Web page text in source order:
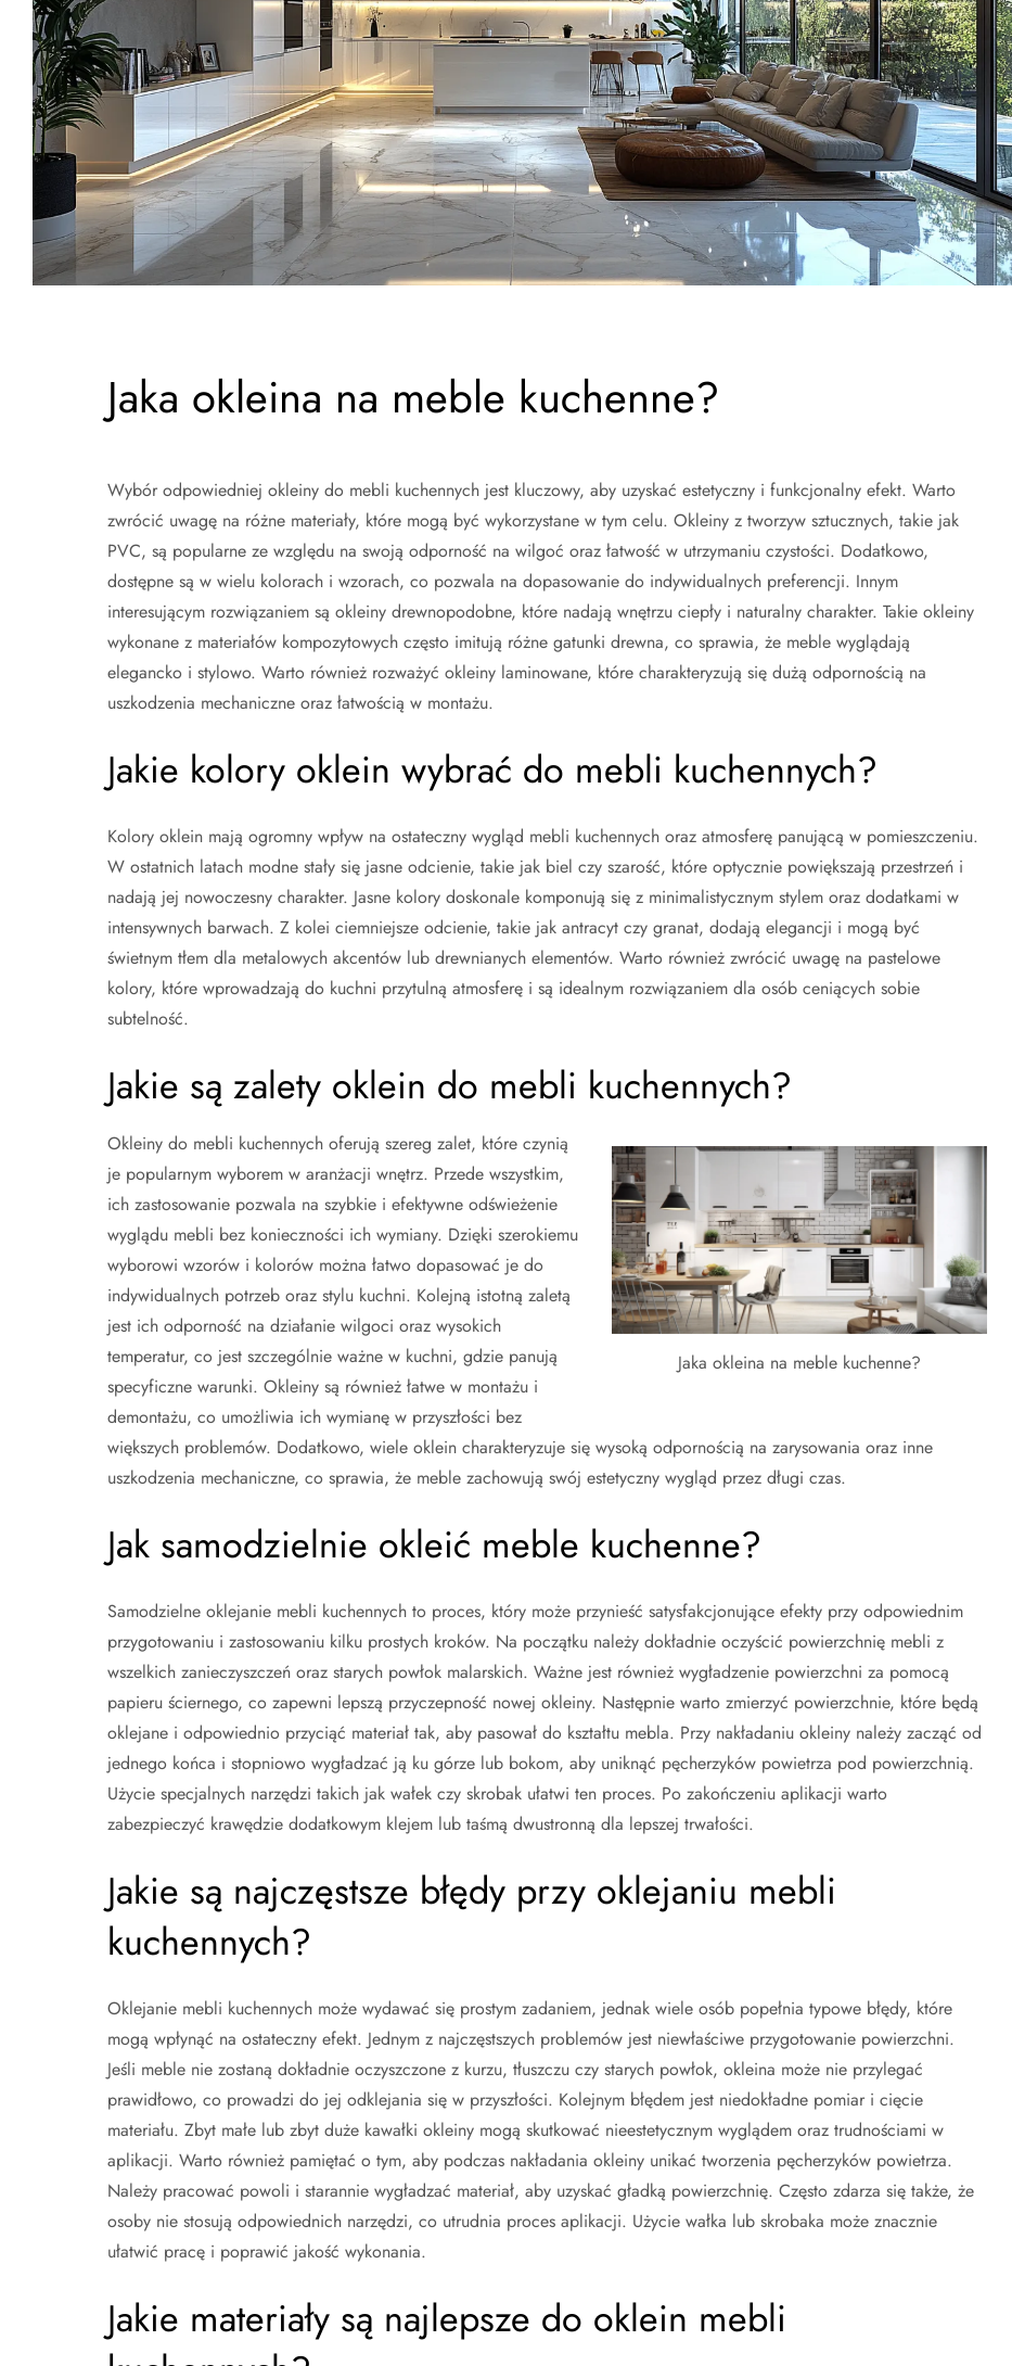
Jaka okleina na meble kuchenne?
Wybór odpowiedniej okleiny do mebli kuchennych jest kluczowy, aby uzyskać estetyczny i funkcjonalny efekt. Warto
zwrócić uwagę na różne materiały, które mogą być wykorzystane w tym celu. Okleiny z tworzyw sztucznych, takie jak
PVC, są popularne ze względu na swoją odporność na wilgoć oraz łatwość w utrzymaniu czystości. Dodatkowo,
dostępne są w wielu kolorach i wzorach, co pozwala na dopasowanie do indywidualnych preferencji. Innym
interesującym rozwiązaniem są okleiny drewnopodobne, które nadają wnętrzu ciepły i naturalny charakter. Takie okleiny
wykonane z materiałów kompozytowych często imitują różne gatunki drewna, co sprawia, że meble wyglądają
elegancko i stylowo. Warto również rozważyć okleiny laminowane, które charakteryzują się dużą odpornością na
uszkodzenia mechaniczne oraz łatwością w montażu.
Jakie kolory oklein wybrać do mebli kuchennych?
Kolory oklein mają ogromny wpływ na ostateczny wygląd mebli kuchennych oraz atmosferę panującą w pomieszczeniu.
W ostatnich latach modne stały się jasne odcienie, takie jak biel czy szarość, które optycznie powiększają przestrzeń i
nadają jej nowoczesny charakter. Jasne kolory doskonale komponują się z minimalistycznym stylem oraz dodatkami w
intensywnych barwach. Z kolei ciemniejsze odcienie, takie jak antracyt czy granat, dodają elegancji i mogą być
świetnym tłem dla metalowych akcentów lub drewnianych elementów. Warto również zwrócić uwagę na pastelowe
kolory, które wprowadzają do kuchni przytulną atmosferę i są idealnym rozwiązaniem dla osób ceniących sobie
subtelność.
Jakie są zalety oklein do mebli kuchennych?
Jaka okleina na meble kuchenne?
Okleiny do mebli kuchennych oferują szereg zalet, które czynią
je popularnym wyborem w aranżacji wnętrz. Przede wszystkim,
ich zastosowanie pozwala na szybkie i efektywne odświeżenie
wyglądu mebli bez konieczności ich wymiany. Dzięki szerokiemu
wyborowi wzorów i kolorów można łatwo dopasować je do
indywidualnych potrzeb oraz stylu kuchni. Kolejną istotną zaletą
jest ich odporność na działanie wilgoci oraz wysokich
temperatur, co jest szczególnie ważne w kuchni, gdzie panują
specyficzne warunki. Okleiny są również łatwe w montażu i
demontażu, co umożliwia ich wymianę w przyszłości bez
większych problemów. Dodatkowo, wiele oklein charakteryzuje się wysoką odpornością na zarysowania oraz inne
uszkodzenia mechaniczne, co sprawia, że meble zachowują swój estetyczny wygląd przez długi czas.
Jak samodzielnie okleić meble kuchenne?
Samodzielne oklejanie mebli kuchennych to proces, który może przynieść satysfakcjonujące efekty przy odpowiednim
przygotowaniu i zastosowaniu kilku prostych kroków. Na początku należy dokładnie oczyścić powierzchnię mebli z
wszelkich zanieczyszczeń oraz starych powłok malarskich. Ważne jest również wygładzenie powierzchni za pomocą
papieru ściernego, co zapewni lepszą przyczepność nowej okleiny. Następnie warto zmierzyć powierzchnie, które będą
oklejane i odpowiednio przyciąć materiał tak, aby pasował do kształtu mebla. Przy nakładaniu okleiny należy zacząć od
jednego końca i stopniowo wygładzać ją ku górze lub bokom, aby uniknąć pęcherzyków powietrza pod powierzchnią.
Użycie specjalnych narzędzi takich jak wałek czy skrobak ułatwi ten proces. Po zakończeniu aplikacji warto
zabezpieczyć krawędzie dodatkowym klejem lub taśmą dwustronną dla lepszej trwałości.
Jakie są najczęstsze błędy przy oklejaniu mebli
kuchennych?
Oklejanie mebli kuchennych może wydawać się prostym zadaniem, jednak wiele osób popełnia typowe błędy, które
mogą wpłynąć na ostateczny efekt. Jednym z najczęstszych problemów jest niewłaściwe przygotowanie powierzchni.
Jeśli meble nie zostaną dokładnie oczyszczone z kurzu, tłuszczu czy starych powłok, okleina może nie przylegać
prawidłowo, co prowadzi do jej odklejania się w przyszłości. Kolejnym błędem jest niedokładne pomiar i cięcie
materiału. Zbyt małe lub zbyt duże kawałki okleiny mogą skutkować nieestetycznym wyglądem oraz trudnościami w
aplikacji. Warto również pamiętać o tym, aby podczas nakładania okleiny unikać tworzenia pęcherzyków powietrza.
Należy pracować powoli i starannie wygładzać materiał, aby uzyskać gładką powierzchnię. Często zdarza się także, że
osoby nie stosują odpowiednich narzędzi, co utrudnia proces aplikacji. Użycie wałka lub skrobaka może znacznie
ułatwić pracę i poprawić jakość wykonania.
Jakie materiały są najlepsze do oklein mebli